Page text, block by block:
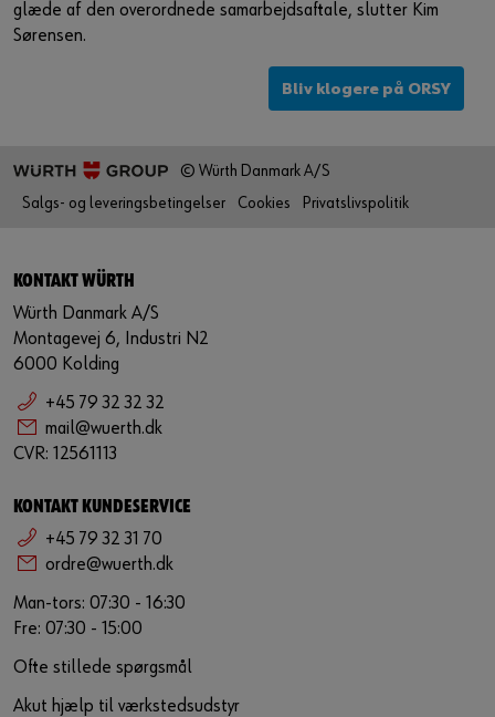
glæde af den overordnede samarbejdsaftale, slutter Kim
Sørensen.
Bliv klogere på ORSY
© Würth Danmark A/S
Salgs- og leveringsbetingelser
Cookies Privatslivspolitik
KONTAKT WÜRTH
Würth Danmark A/S
Montagevej 6, Industri N2
6000 Kolding
+45 79 32 32 32
mail@wuerth.dk
CVR: 12561113
KONTAKT KUNDESERVICE
+45 79 32 31 70
ordre@wuerth.dk
Man-tors: 07:30 - 16:30
Fre: 07:30 - 15:00
Ofte stillede spørgsmål
Akut hjælp til værkstedsudstyr